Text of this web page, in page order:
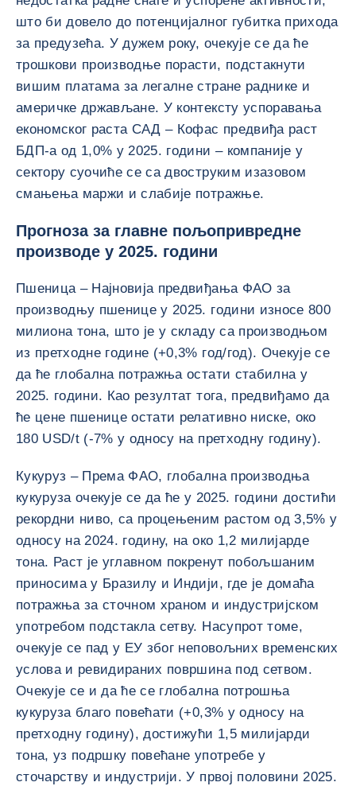
што би довело до потенцијалног губитка прихода
за предузећа. У дужем року, очекује се да ће
трошкови производње порасти, подстакнути
вишим платама за легалне стране раднике и
америчке држављане. У контексту успоравања
економског раста САД – Кофас предвиђа раст
БДП-а од 1,0% у 2025. години – компаније у
сектору суочиће се са двоструким изазовом
смањења маржи и слабије потражње.
Прогноза за главне пољопривредне
производе у 2025. години
Пшеница – Најновија предвиђања ФАО за
производњу пшенице у 2025. години износе 800
милиона тона, што је у складу са производњом
из претходне године (+0,3% год/год). Очекује се
да ће глобална потражња остати стабилна у
2025. години. Као резултат тога, предвиђамо да
ће цене пшенице остати релативно ниске, око
180 USD/t (-7% у односу на претходну годину).
Кукуруз – Према ФАО, глобална производња
кукуруза очекује се да ће у 2025. години достићи
рекордни ниво, са процењеним растом од 3,5% у
односу на 2024. годину, на око 1,2 милијарде
тона. Раст је углавном покренут побољшаним
приносима у Бразилу и Индији, где је домаћа
потражња за сточном храном и индустријском
употребом подстакла сетву. Насупрот томе,
очекује се пад у ЕУ због неповољних временских
услова и ревидираних површина под сетвом.
Очекује се и да ће се глобална потрошња
кукуруза благо повећати (+0,3% у односу на
претходну годину), достижући 1,5 милијарди
тона, уз подршку повећане употребе у
сточарству и индустрији. У првој половини 2025.